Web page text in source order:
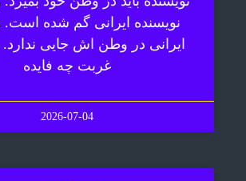
نویسنده ایرانی گم شده است.
ایرانی در وطن اش جایی
غربت چه فایده
2026-07-04